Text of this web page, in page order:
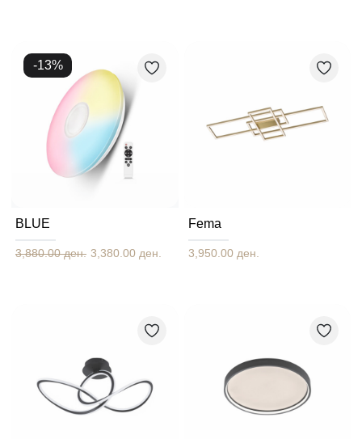
-13%
BLUE
3,880.00 ден. 3,380.00 ден.
Fema
3,950.00 ден.